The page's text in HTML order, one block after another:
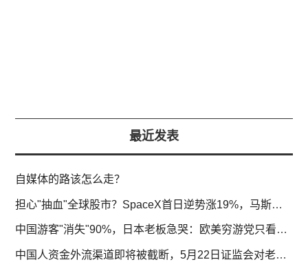
最近发表
自媒体的路该怎么走？
担心"抽血"全球股市？SpaceX首日逆势涨19%，马斯克万亿身家稳了
中国游客"消失"90%，日本老板急哭：欧美穷游党只看不买
中国人资金外流渠道即将被截断，5月22日证监会对老虎证券、富途证券、长桥证券重罚的背后